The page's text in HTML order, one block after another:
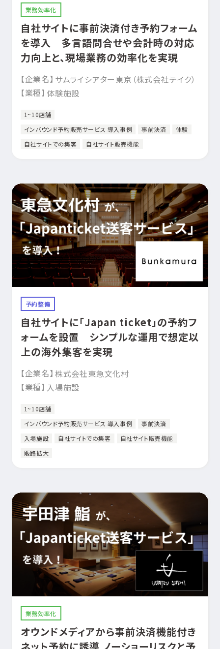
業務効率化
自社サイトに事前決済付き予約フォーム
を導入 多言語問合せや会計時の対応
力向上と、現場業務の効率化を実現
【企業名】 サムライシアター東京（株式会社テイク）
【業種】 体験施設
1~10店舗
インバウンド予約販売サービス 導入事例
事前決済
体験
自社サイトでの集客
自社サイト販売機能
予約整備
自社サイトに「Japan ticket」の予約フ
ォームを設置 シンプルな運用で想定以
上の海外集客を実現
【企業名】 株式会社東急文化村
【業種】 入場施設
1~10店舗
インバウンド予約販売サービス 導入事例
事前決済
入場施設
自社サイトでの集客
自社サイト販売機能
販路拡大
業務効率化
オウンドメディアから事前決済機能付き